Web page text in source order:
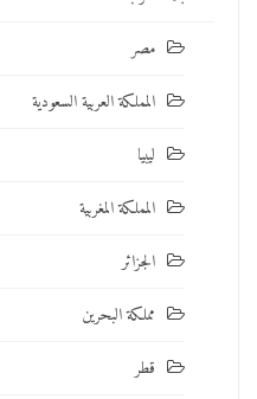
مصر
المملكة العربية السعودية
ليبيا
المملكة المغربية
الجزائر
مملكة البحرين
قطر